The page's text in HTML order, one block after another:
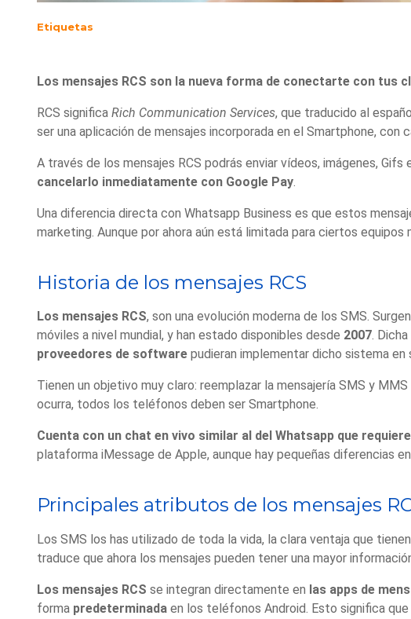
Etiquetas
Los mensajes RCS son la nueva forma de conectarte con tus
RCS significa Rich Communication Services, que traducido al
ser una aplicación de mensajes incorporada en el Smartphone, con
A través de los mensajes RCS podrás enviar vídeos, imágenes, Gifs
cancelarlo inmediatamente con Google Pay
Una diferencia directa con Whatsapp Business es que estos
marketing. Aunque por ahora aún está limitada para ciertos equipos
Historia de los mensajes RCS
Los mensajes RCS, son una evolución moderna de los SMS.
móviles a nivel mundial, y han estado disponibles desde 2007.
proveedores de software pudieran implementar dicho sistema en
Tienen un objetivo muy claro: reemplazar la mensajería SMS y
ocurra, todos los teléfonos deben ser Smartphone.
Cuenta con un chat en vivo similar al del Whatsapp que
plataforma iMessage de Apple, aunque hay pequeñas diferencias
Principales atributos de los mensajes
Los SMS los has utilizado de toda la vida, la clara ventaja que tienen
traduce que ahora los mensajes pueden tener una mayor
Los mensajes RCS se integran directamente en las apps de
forma predeterminada en los teléfonos Android. Esto significa